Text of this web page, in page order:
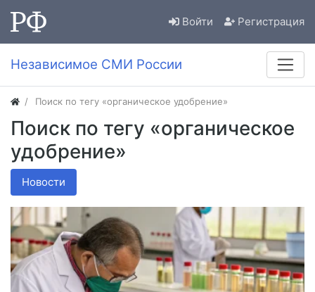
Войти Регистрация
Независимое СМИ России
Поиск по тегу «органическое удобрение»
Поиск по тегу «органическое
удобрение»
Новости